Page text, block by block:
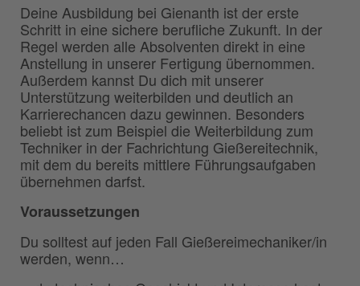
Deine Ausbildung bei Gienanth ist der erste
Schritt in eine sichere berufliche Zukunft. In der
Regel werden alle Absolventen direkt in eine
Anstellung in unserer Fertigung übernommen.
Außerdem kannst Du dich mit unserer
Unterstützung weiterbilden und deutlich an
Karrierechancen dazu gewinnen. Besonders
beliebt ist zum Beispiel die Weiterbildung zum
Techniker in der Fachrichtung Gießereitechnik,
mit dem du bereits mittlere Führungsaufgaben
übernehmen darfst.
Voraussetzungen
Du solltest auf jeden Fall Gießereimechaniker/in
werden, wenn…